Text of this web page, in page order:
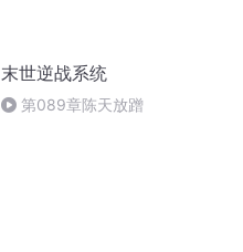
末世逆战系统
第089章陈天放蹭